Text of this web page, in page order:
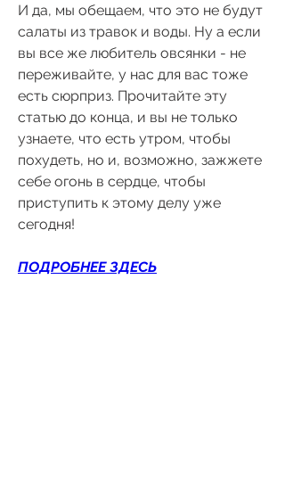
И да, мы обещаем, что это не будут
салаты из травок и воды. Ну а если
вы все же любитель овсянки - не
переживайте, у нас для вас тоже
есть сюрприз. Прочитайте эту
статью до конца, и вы не только
узнаете, что есть утром, чтобы
похудеть, но и, возможно, зажжете
себе огонь в сердце, чтобы
приступить к этому делу уже
сегодня!
ПОДРОБНЕЕ ЗДЕСЬ